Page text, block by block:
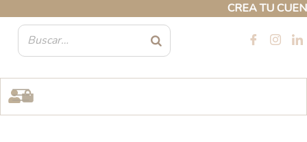
CREA TU
contenido